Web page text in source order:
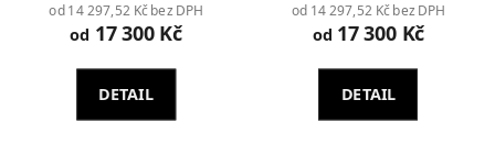
od 14 297,52 Kč bez DPH
od 17 300 Kč
DETAIL
od 14 297,52 Kč bez DPH
od 17 300 Kč
DETAIL